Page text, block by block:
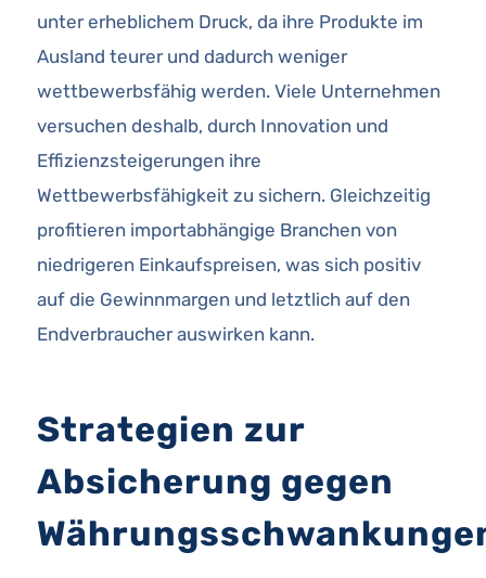
unter erheblichem Druck, da ihre Produkte im
Ausland teurer und dadurch weniger
wettbewerbsfähig werden. Viele Unternehmen
versuchen deshalb, durch Innovation und
Effizienzsteigerungen ihre
Wettbewerbsfähigkeit zu sichern. Gleichzeitig
profitieren importabhängige Branchen von
niedrigeren Einkaufspreisen, was sich positiv
auf die Gewinnmargen und letztlich auf den
Endverbraucher auswirken kann.
Strategien zur
Absicherung gegen